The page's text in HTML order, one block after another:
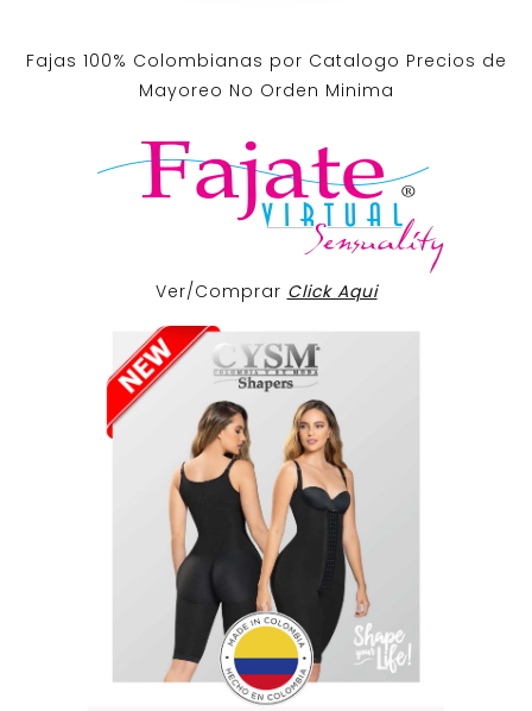
Fajas 100% Colombianas por Catalogo Precios de
Mayoreo No Orden Minima
Ver/Comprar Click Aqui